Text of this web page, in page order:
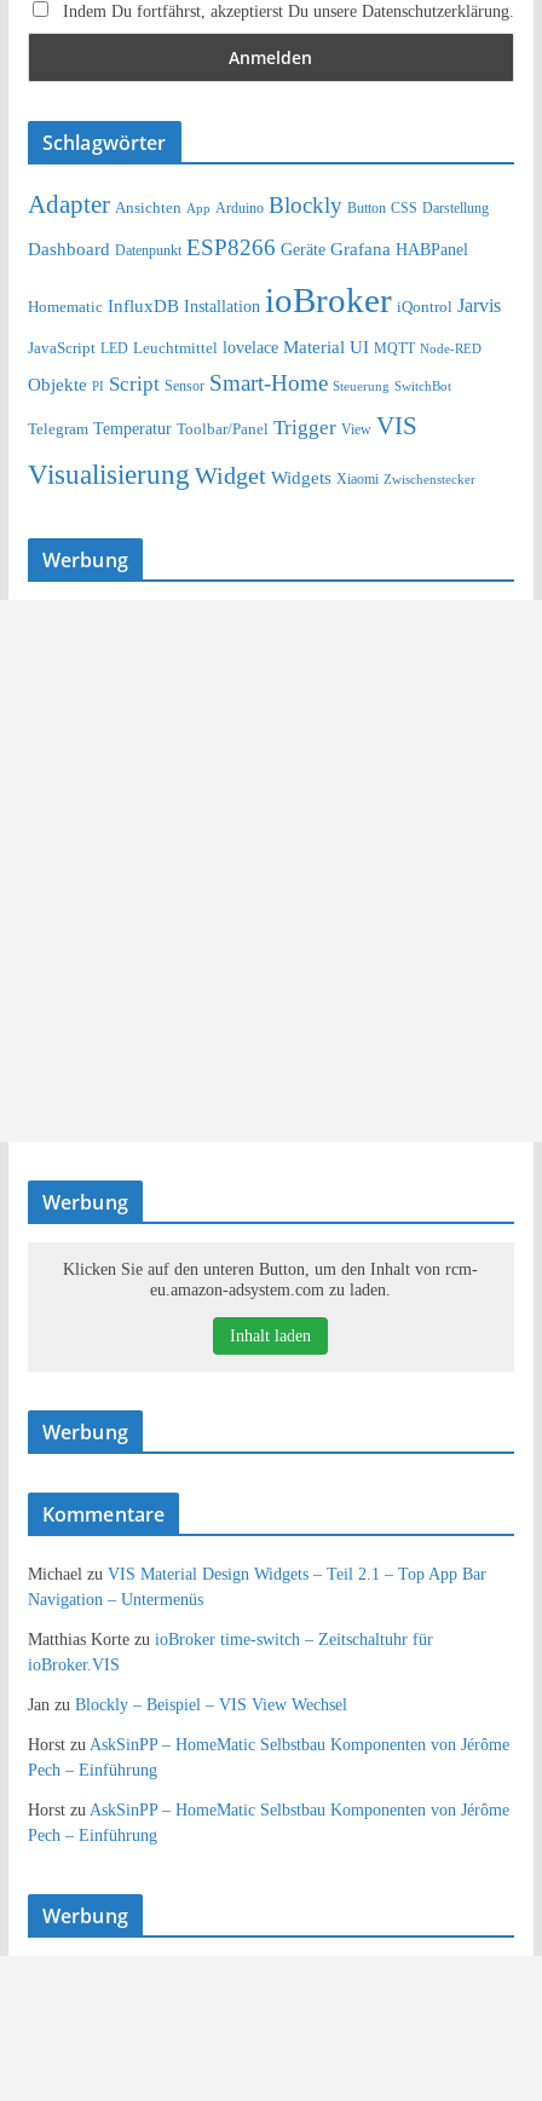
Indem Du fortfährst, akzeptierst Du unsere Datenschutzerklärung.
Schlagwörter
Adapter Ansichten App Arduino Blockly Button CSS Darstellung
Dashboard Datenpunkt ESP8266 Geräte Grafana HABPanel
Homematic InfluxDB Installation ioBroker iQontrol Jarvis
JavaScript LED Leuchtmittel lovelace Material UI MQTT Node-RED
Objekte PI Script Sensor Smart-Home Steuerung SwitchBot
Telegram Temperatur Toolbar/Panel Trigger View VIS
Visualisierung Widget Widgets Xiaomi Zwischenstecker
Werbung
Werbung
Klicken Sie auf den unteren Button, um den Inhalt von rcm-
eu.amazon-adsystem.com zu laden.
Inhalt laden
Werbung
Kommentare
Michaelzu VIS Material Design Widgets – Teil 2.1 – Top App Bar
Navigation – Untermenüs
Matthias Kortezu ioBroker time-switch – Zeitschaltuhr für
ioBroker.VIS
Janzu Blockly – Beispiel – VIS View Wechsel
Horstzu AskSinPP – HomeMatic Selbstbau Komponenten von Jérôme
Pech – Einführung
Horstzu AskSinPP – HomeMatic Selbstbau Komponenten von Jérôme
Pech – Einführung
Werbung